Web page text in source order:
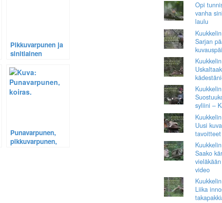
Pikkuvarpunen ja
sinitiainen
Punavarpunen,
pikkuvarpunen,
Opi
vanha
laulu
Sarjan
syliini –
Uusi
Saako
video
Liika